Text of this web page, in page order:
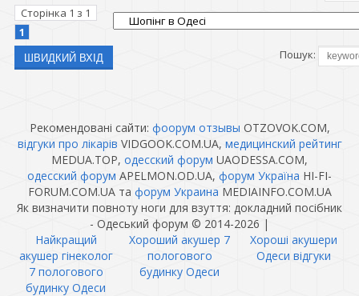
Сторінка 1 з 1
1
Пошук:
Рекомендовані сайти: фоорум отзывы OTZOVOK.COM,
відгуки про лікарів VIDGOOK.COM.UA, медицинский рейтинг
MEDUA.TOP, одесский форум UAODESSA.COM,
одесский форум APELMON.OD.UA, форум Україна HI-FI-
FORUM.COM.UA та форум Украина MEDIAINFO.COM.UA
Як визначити повноту ноги для взуття: докладний посібник
- Одеський форум © 2014-2026 |
Найкращий
акушер гінеколог
7 пологового
будинку Одеси
Хороший акушер 7
пологового
будинку Одеси
Хороші акушери
Одеси відгуки